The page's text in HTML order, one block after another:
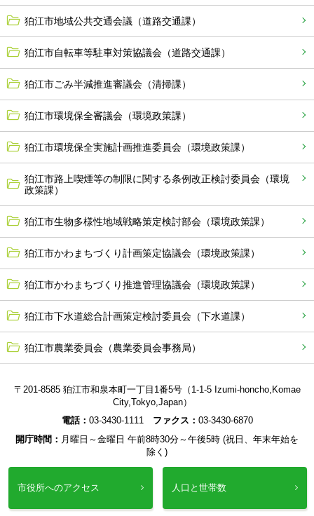
狛江市地域公共交通会議（道路交通課）
狛江市自転車等駐車対策協議会（道路交通課）
狛江市ごみ半減推進審議会（清掃課）
狛江市環境保全審議会（環境政策課）
狛江市環境保全実施計画推進委員会（環境政策課）
狛江市路上喫煙等の制限に関する条例改正検討委員会（環境
政策課）
狛江市生物多様性地域戦略策定検討部会（環境政策課）
狛江市かわまちづくり計画策定協議会（環境政策課）
狛江市かわまちづくり推進管理協議会（環境政策課）
狛江市下水道総合計画策定検討委員会（下水道課）
狛江市農業委員会（農業委員会事務局）
〒201-8585 狛江市和泉本町一丁目1番5号（1-1-5 Izumi-honcho,Komae
City,Tokyo,Japan）
電話： 03-3430-1111 ファクス： 03-3430-6870
開庁時間： 月曜日～金曜日 午前8時30分～午後5時 (祝日、年末年始を
除く)
市役所へのアクセス 人口と世帯数